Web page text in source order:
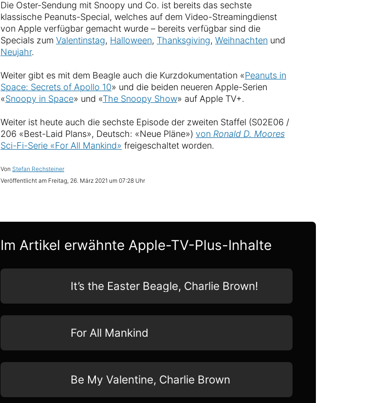
Die Oster-Sendung mit Snoopy und Co. ist bereits das sechste
klassische Peanuts-Special, welches auf dem Video-Streamingdienst
von Apple verfügbar gemacht wurde – bereits verfügbar sind die
Specials zum Valentinstag, Halloween, Thanksgiving, Weihnachten und
Neujahr.
Weiter gibt es mit dem Beagle auch die Kurzdokumentation «Peanuts in
Space: Secrets of Apollo 10» und die beiden neueren Apple-Serien
«Snoopy in Space» und «The Snoopy Show» auf Apple TV+.
Weiter ist heute auch die sechste Episode der zweiten Staffel (S02E06 /
206 «Best-Laid Plans», Deutsch: «Neue Pläne») von Ronald D. Moores
Sci-Fi-Serie «For All Mankind» freigeschaltet worden.
Von Stefan Rechsteiner
Veröffentlicht am Freitag, 26. März 2021 um 07:28 Uhr
Im Artikel erwähnte Apple-TV-Plus-Inhalte
It’s the Easter Beagle, Charlie Brown!
For All Mankind
Be My Valentine, Charlie Brown